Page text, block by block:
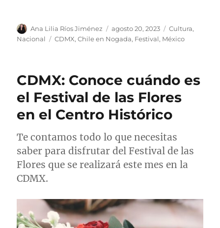
A
u
Ana Lilia Ríos Jiménez
P
u
c
d
o
e
agosto 20, 2023
C
a
o
í
a
s
Cultura,
Nacional
E
u
t
a
CDMX,Chile en Nogada, Festival, México
CDMX: Conoce cuándo es
el Festival de las Flores
en el Centro Histórico
Te contamos todo lo que necesitas
saber para disfrutar del Festival de las
Flores que se realizará este mes en la
CDMX.